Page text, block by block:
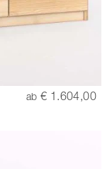
ab € 1.604,00